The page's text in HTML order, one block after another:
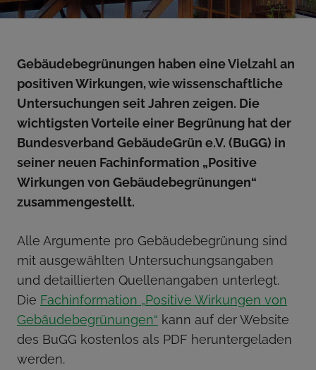
Gebäudebegrünungen haben eine Vielzahl an
positiven Wirkungen, wie wissenschaftliche
Untersuchungen seit Jahren zeigen. Die
wichtigsten Vorteile einer Begrünung hat der
Bundesverband GebäudeGrün e.V. (BuGG) in
seiner neuen Fachinformation „Positive
Wirkungen von Gebäudebegrünungen“
zusammengestellt.
Alle Argumente pro Gebäudebegrünung sind
mit ausgewählten Untersuchungsangaben
und detaillierten Quellenangaben unterlegt.
Die Fachinformation „Positive Wirkungen von
Gebäudebegrünungen“ kann auf der Website
des BuGG kostenlos als PDF heruntergeladen
werden.